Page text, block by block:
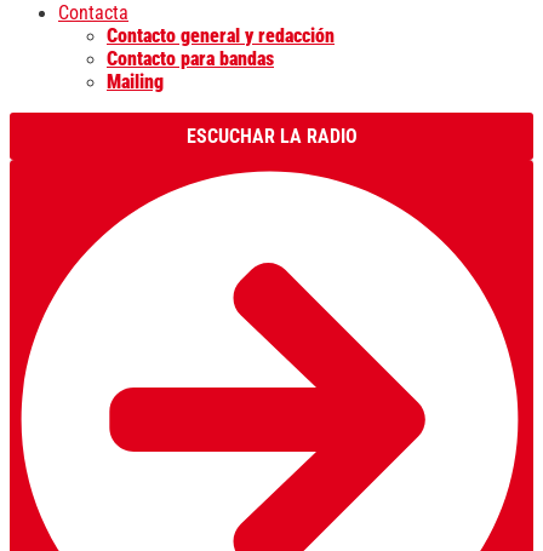
Contacta
Contacto general y redacción
Contacto para bandas
Mailing
ESCUCHAR LA RADIO